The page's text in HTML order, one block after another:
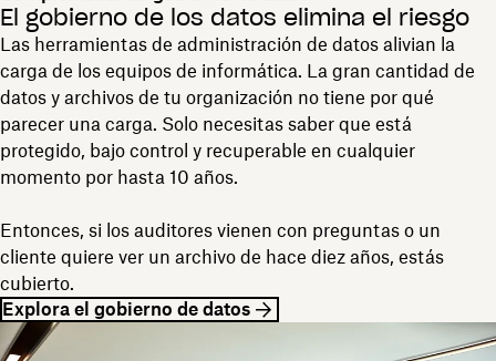
El gobierno de los datos elimina el riesgo
Las herramientas de administración de datos alivian la
carga de los equipos de informática. La gran cantidad de
datos y archivos de tu organización no tiene por qué
parecer una carga. Solo necesitas saber que está
protegido, bajo control y recuperable en cualquier
momento por hasta 10 años.
Entonces, si los auditores vienen con preguntas o un
cliente quiere ver un archivo de hace diez años, estás
cubierto.
Explora el gobierno de datos